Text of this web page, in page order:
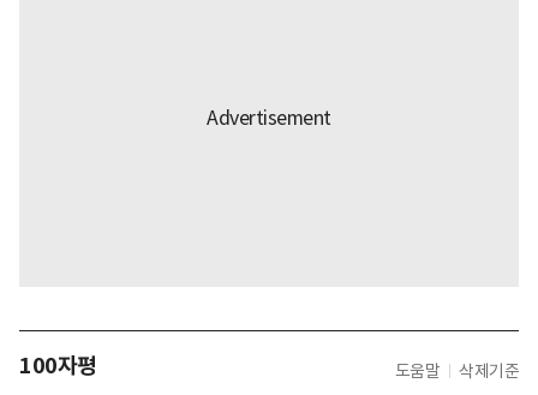
100자평 도움말 삭제기준